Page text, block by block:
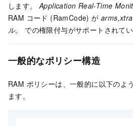
します。
Application Real-Time
RAM コード (RamCode) が
ル。
での権限付与がサポートされてい
一般的なポリシー構造
RAM ポリシーは、一般的に以下のよ
ます。